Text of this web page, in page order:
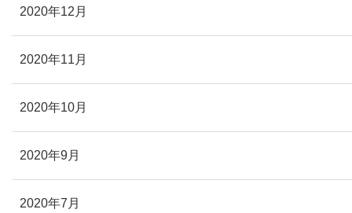
2020年12月
2020年11月
2020年10月
2020年9月
2020年7月